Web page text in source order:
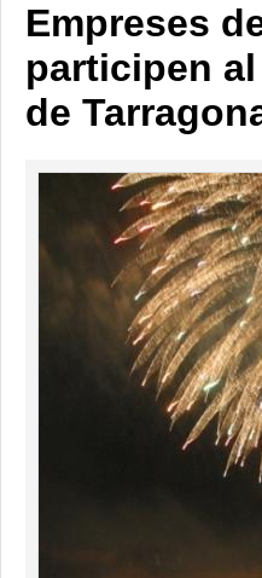
Empreses
participen
de